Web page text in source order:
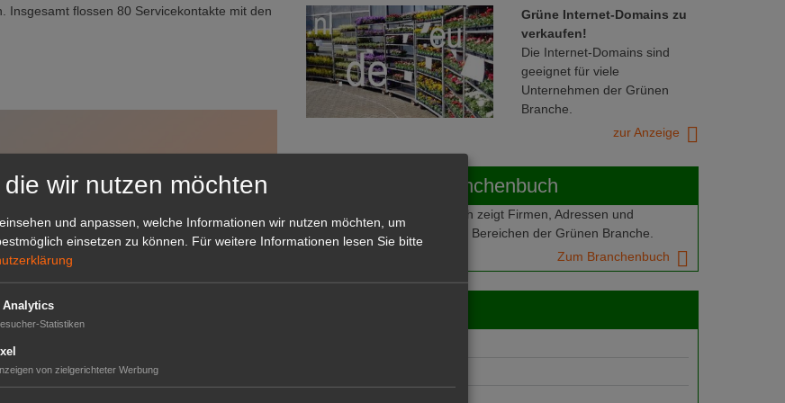
Insgesamt flossen 80 Servicekontakte mit den
Sie hier klicken,
Servern zu laden.
Grüne Internet-Domains zu
verkaufen!
Die Internet-Domains sind
geeignet für viele
Unternehmen der Grünen
Branche.
zur Anzeige
Das GABOT-Branchenbuch
Das GABOT-Branchenbuch zeigt Firmen, Adressen und
Telefonnummern aus allen Bereichen der Grünen Branche.
Zum Branchenbuch
wir nutzen möchten
und anpassen, welche Informationen wir nutzen möchten, um
einsetzen zu können.
Für weitere Informationen lesen Sie bitte
Analytics
Statistiken
von zielgerichteter Werbung